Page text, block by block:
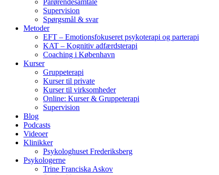
Pårørendesamtale
Supervision
Spørgsmål & svar
Metoder
EFT – Emotionsfokuseret psykoterapi og parterapi
KAT – Kognitiv adfærdsterapi
Coaching i København
Kurser
Gruppeterapi
Kurser til private
Kurser til virksomheder
Online: Kurser & Gruppeterapi
Supervision
Blog
Podcasts
Videoer
Klinikker
Psykologhuset Frederiksberg
Psykologerne
Trine Franciska Askov